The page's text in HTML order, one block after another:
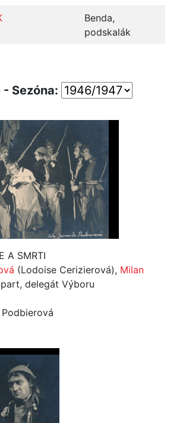
Benda,
podskalák
Sezóna:
A SMRTI
(Lodoise Cerizierová), Milan
delegát Výboru